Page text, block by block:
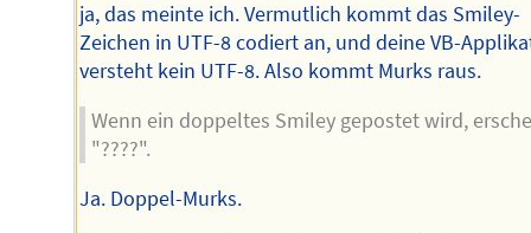
ja, das meinte ich. Vermutlich kommt das Smiley-
Zeichen in UTF-8 codiert an, und deine VB-
versteht kein UTF-8. Also kommt Murks raus.
Wenn ein doppeltes Smiley gepostet wird,
"????".
Ja. Doppel-Murks.